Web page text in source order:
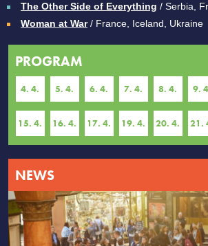
The Other Side of Everything / Serbia,
Woman at War/ France, Iceland, Ukraine
PROGRAM
4. 4. 5. 4. 6. 4. 7. 4. 8. 4. 9.
15. 4. 16. 4. 17. 4. 19. 4. 20. 4. 21.
NEWS